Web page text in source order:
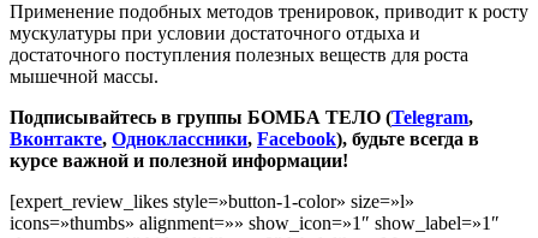
Применение подобных методов тренировок, приводит к росту
мускулатуры при условии достаточного отдыха и
достаточного поступления полезных веществ для роста
мышечной массы.
Подписывайтесь в группы БОМБА ТЕЛО (Telegram,
Вконтакте, Одноклассники, Facebook), будьте всегда в
курсе важной и полезной информации!
[expert_review_likes style=»button-1-color» size=»l»
icons=»thumbs» alignment=»» show_icon=»1″ show_label=»1″